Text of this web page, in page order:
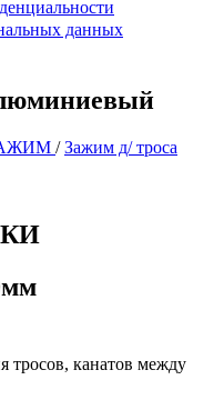
данных
/Зажим д/ троса
тросов, канатов между